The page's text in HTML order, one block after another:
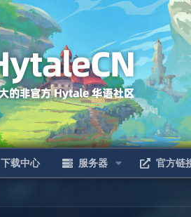
下载中心 服务器 官方链